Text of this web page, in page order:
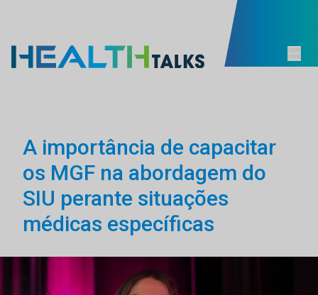
A importância de capacitar
os MGF na abordagem do
SIU perante situações
médicas específicas